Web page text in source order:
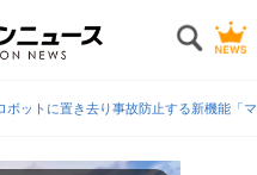
ボットに置き去り事故防止する新機能「